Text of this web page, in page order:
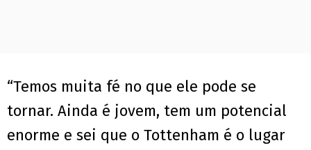
“Temos muita fé no que ele pode se
tornar. Ainda é jovem, tem um potencial
enorme e sei que o Tottenham é o lugar